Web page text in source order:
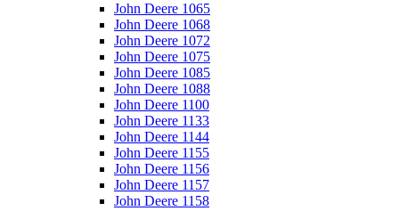
John Deere 1065
John Deere 1068
John Deere 1072
John Deere 1075
John Deere 1085
John Deere 1088
John Deere 1100
John Deere 1133
John Deere 1144
John Deere 1155
John Deere 1156
John Deere 1157
John Deere 1158